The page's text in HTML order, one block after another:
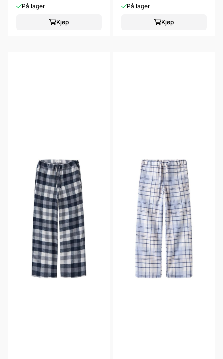
På lager
Kjøp
På lager
Kjøp